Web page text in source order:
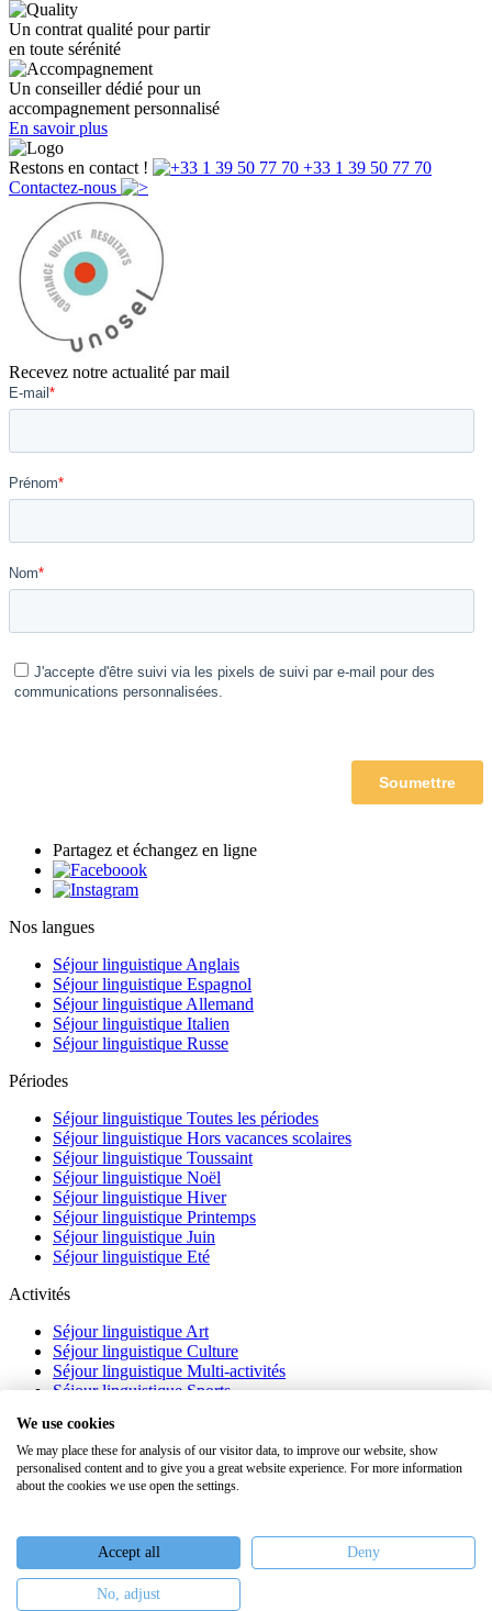
Un contrat qualité pour partir
en toute sérénité
Un conseiller dédié pour un
accompagnement personnalisé
En savoir plus
Restons en contact !
+33 1 39 50 77 70
Contactez-nous
Recevez notre actualité par mail
Partagez et échangez en ligne
Nos langues
Séjour linguistique Anglais
Séjour linguistique Espagnol
Séjour linguistique Allemand
Séjour linguistique Italien
Séjour linguistique Russe
Périodes
Séjour linguistique Toutes les périodes
Séjour linguistique Hors vacances scolaires
Séjour linguistique Toussaint
Séjour linguistique Noël
Séjour linguistique Hiver
Séjour linguistique Printemps
Séjour linguistique Juin
Séjour linguistique Eté
Activités
Séjour linguistique Art
Séjour linguistique Culture
Séjour linguistique Multi-activités
Séjour linguistique Sports
À propos
FAQ
Webinaires
Nous recrutons
Keiron Education -Assurances Plan du site
We use cookies
We may place these for analysis of our visitor data, to improve our website, show
personalised content and to give you a great website experience. For more information
about the cookies we use open the settings.
Accept all Deny
No, adjust